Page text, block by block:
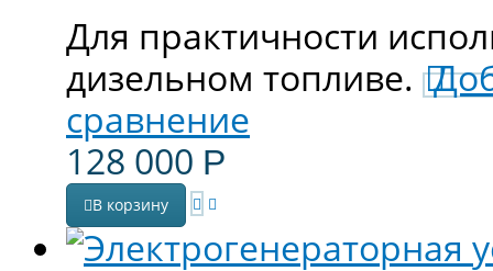
Для практичности
дизельном топливе.
сравнение
128 000 Р
В корзину